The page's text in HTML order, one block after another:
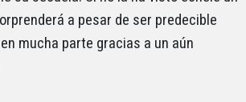
a pesar de ser predecible
mucha parte gracias a un aún